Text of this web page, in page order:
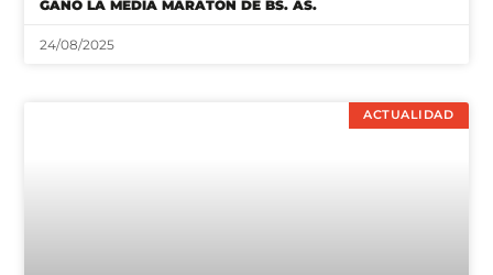
GANÓ LA MEDIA MARATÓN DE BS. AS.
24/08/2025
ACTUALIDAD